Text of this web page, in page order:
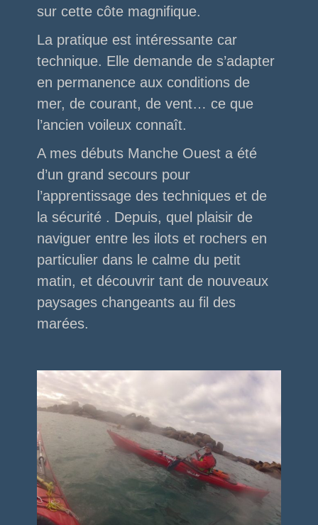
sur cette côte magnifique.
La pratique est intéressante car
technique. Elle demande de s’adapter
en permanence aux conditions de
mer, de courant, de vent… ce que
l’ancien voileux connaît.
A mes débuts Manche Ouest a été
d’un grand secours pour
l’apprentissage des techniques et de
la sécurité . Depuis, quel plaisir de
naviguer entre les ilots et rochers en
particulier dans le calme du petit
matin, et découvrir tant de nouveaux
paysages changeants au fil des
marées.